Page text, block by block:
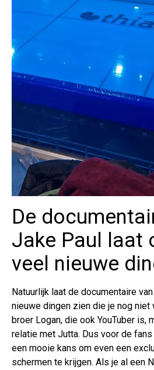
De
Jake Paul laat
veel nieuwe
Natuurlijk laat de documentaire
nieuwe dingen zien die je nog
broer Logan, die ook YouTuber is,
relatie met Jutta. Dus voor de
een mooie kans om even een
schermen te krijgen. Als je al een